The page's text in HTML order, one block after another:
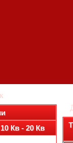
Кв - 20 Кв